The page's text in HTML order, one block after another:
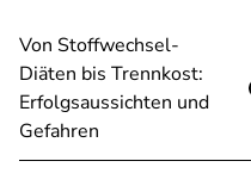
Von Stoffwechsel-
Diäten bis Trennkost:
Erfolgsaussichten und
Gefahren